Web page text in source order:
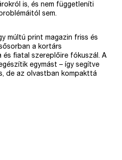
is, és nem függetleníti
sem.
múltú print magazin friss és
a kortárs
és fiatal szereplőire fókuszál. A
egymást – így segítve
de az olvastban kompakttá